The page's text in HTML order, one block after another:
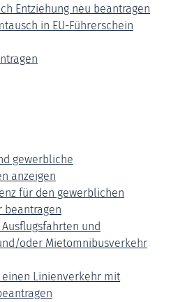
Entziehung neu beantragen
in EU-Führerschein
gewerbliche
anzeigen
für den gewerblichen
beantragen
und
oder Mietomnibusverkehr
einen Linienverkehr mit